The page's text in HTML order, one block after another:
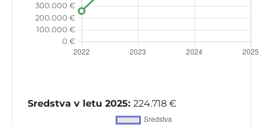
Sredstva v letu 2025: 224.718 €